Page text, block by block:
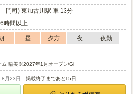
門司) 東加古川駅 車 13分
時間以上
昼 夕方 夜
夜勤
ム 稲美※2027年1月オープン/Gi
8月23日 掲載終了まであと15日